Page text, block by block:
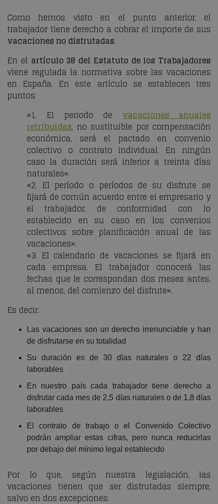
Como hemos visto en el punto anterior, el
trabajador tiene derecho a cobrar el importe de sus
vacaciones no disfrutadas.
En el artículo 38 del Estatuto de los Trabajadores
viene regulada la normativa sobre las vacaciones
en España. En este artículo se establecen tres
puntos:
«1. El periodo devacaciones anuales
retribuidas, no sustituible por compensación
económica, será el pactado en convenio
colectivo o contrato individual. En ningún
caso la duración será inferior a treinta días
naturales».
«2. El período o períodos de su disfrute se
fijará de común acuerdo entre el empresario y
el trabajador, de conformidad con lo
establecido en su caso en los convenios
colectivos sobre planificación anual de las
vacaciones».
«3. El calendario de vacaciones se fijará en
cada empresa. El trabajador conocerá las
fechas que le correspondan dos meses antes,
al menos, del comienzo del disfrute».
Es decir:
Las vacaciones son un derecho irrenunciable y han
de disfrutarse en su totalidad
Su duración es de 30 días naturales o 22 días
laborables
En nuestro país cada trabajador tiene derecho a
disfrutar cada mes de 2,5 días naturales o de 1,8 días
laborables
El contrato de trabajo o el Convenido Colectivo
podrán ampliar estas cifras, pero nunca reducirlas
por debajo del mínimo legal establecido
Por lo que, según nuestra legislación, las
vacaciones tienen que ser disfrutadas siempre,
salvo en dos excepciones: